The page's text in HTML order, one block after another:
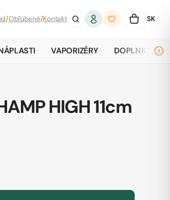
/Obľúbené/Kontakt SK
VAPORIZÉRY DOPLNKY
HIGH 11cm